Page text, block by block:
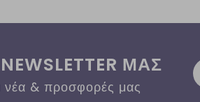
ΜΑΣ
νέα & προσφορές μας